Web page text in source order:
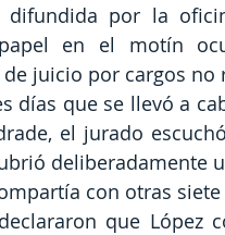
difundida por la
en el motín
juicio por cargos no
días que se llevó a
el jurado
deliberadamente
con otras
que López